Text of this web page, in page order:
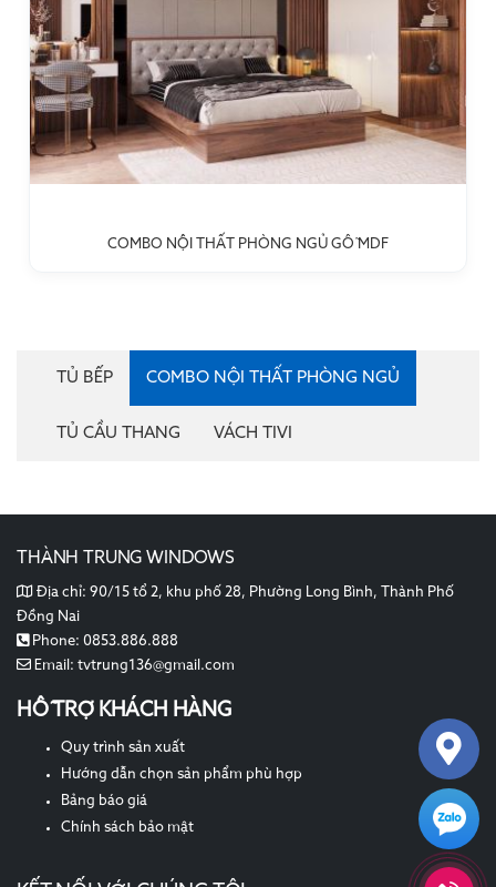
COMBO NỘI THẤT PHÒNG NGỦ GỖ MDF
TỦ BẾP COMBO NỘI THẤT PHÒNG NGỦ
TỦ CẦU THANG VÁCH TIVI
THÀNH TRUNG WINDOWS
Địa chỉ: 90/15 tổ 2, khu phố 28, Phường Long Bình, Thành Phố
Đồng Nai
Phone: 0853.886.888
Email: tvtrung136@gmail.com
HỖ TRỢ KHÁCH HÀNG
Quy trình sản xuất
Hướng dẫn chọn sản phẩm phù hợp
Bảng báo giá
Chính sách bảo mật